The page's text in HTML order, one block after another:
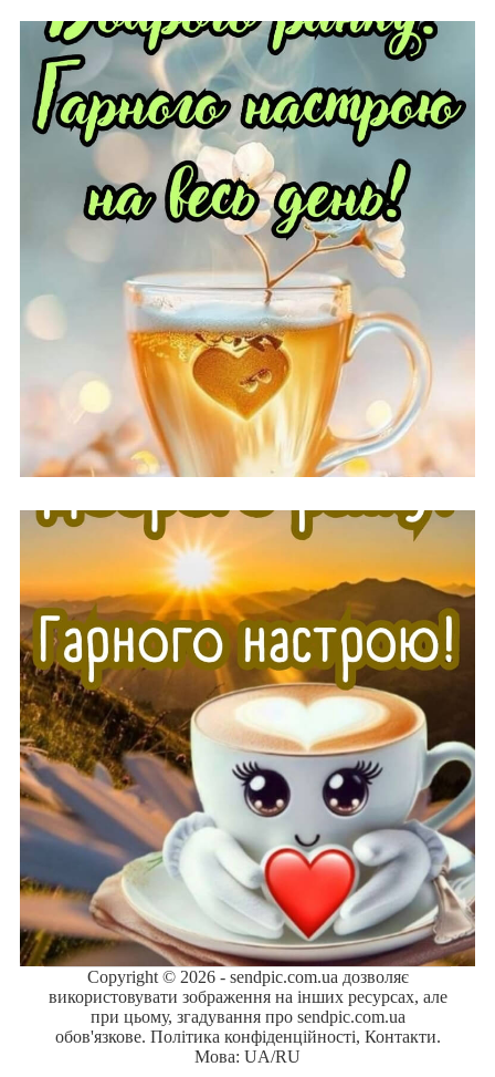
Copyright © 2026 - sendpic.com.ua дозволяє
використовувати зображення на інших ресурсах, але
при цьому, згадування про sendpic.com.ua
обов'язкове. Політика конфіденційності, Контакти.
Мова: UA/RU